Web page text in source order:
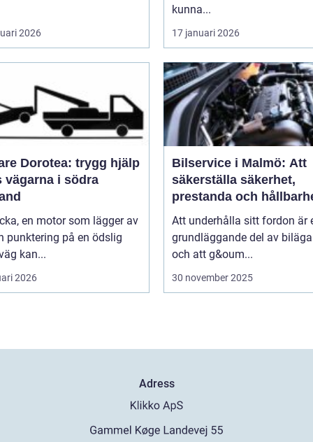
2026
kunna...
17 januari 2026
Dorotea: trygg hjälp
vägarna i södra
en motor som lägger av
punktering på en ödslig
kan...
2026
Bilservice i Malmö: Att
säkerställa säkerhet,
prestanda och
Att underhålla sitt fordon är
grundläggande del av
och att g&oum...
30 november 2025
Adress